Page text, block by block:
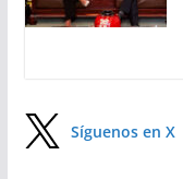
Síguenos en X